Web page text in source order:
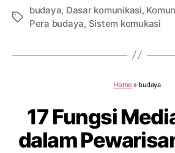
Tags
budaya, Dasar komunikasi,
Pera budaya, Sistem komukasi
Home » budaya
17 Fungsi
dalam